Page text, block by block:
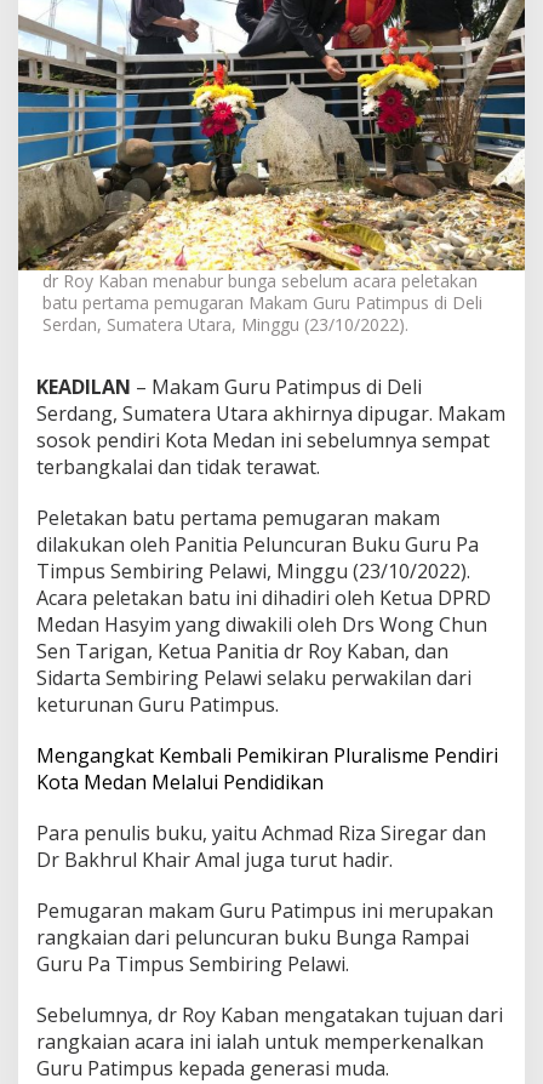
a
m
P
e
n
d
i
r
i
K
o
t
a
M
e
n
dr Roy Kaban menabur bunga sebelum acara peletakan
batu pertama pemugaran Makam Guru Patimpus di Deli
Serdan, Sumatera Utara, Minggu (23/10/2022).
KEADILAN – Makam Guru Patimpus di Deli
Serdang, Sumatera Utara akhirnya dipugar. Makam
sosok pendiri Kota Medan ini sebelumnya sempat
terbangkalai dan tidak terawat.
Peletakan batu pertama pemugaran makam
dilakukan oleh Panitia Peluncuran Buku Guru Pa
Timpus Sembiring Pelawi, Minggu (23/10/2022).
Acara peletakan batu ini dihadiri oleh Ketua DPRD
Medan Hasyim yang diwakili oleh Drs Wong Chun
Sen Tarigan, Ketua Panitia dr Roy Kaban, dan
Sidarta Sembiring Pelawi selaku perwakilan dari
keturunan Guru Patimpus.
Mengangkat Kembali Pemikiran Pluralisme Pendiri
Kota Medan Melalui Pendidikan
Para penulis buku, yaitu Achmad Riza Siregar dan
Dr Bakhrul Khair Amal juga turut hadir.
Pemugaran makam Guru Patimpus ini merupakan
rangkaian dari peluncuran buku Bunga Rampai
Guru Pa Timpus Sembiring Pelawi.
Sebelumnya, dr Roy Kaban mengatakan tujuan dari
rangkaian acara ini ialah untuk memperkenalkan
Guru Patimpus kepada generasi muda.